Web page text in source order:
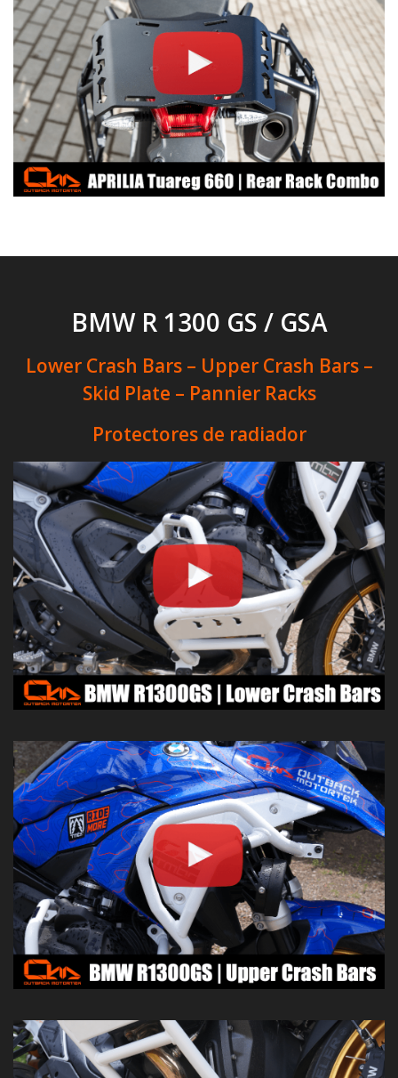
BMW R 1300 GS / GSA
Lower Crash Bars – Upper Crash Bars –
Skid Plate – Pannier Racks
Protectores de radiador